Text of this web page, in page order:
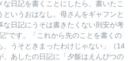
な日記を書くことにしたら、書いたこ
というおはなし。母さんをギャフンと
な日記にうそは書きたくない則安が考
”です。「これから先のことを書くの
、うそときまったわけじゃない」（14
、あしたの日記に「夕飯はえんぴつの